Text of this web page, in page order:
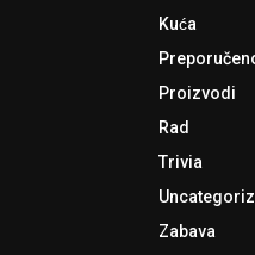
Kuća
Proizvodi
Rad
Trivia
Zabava